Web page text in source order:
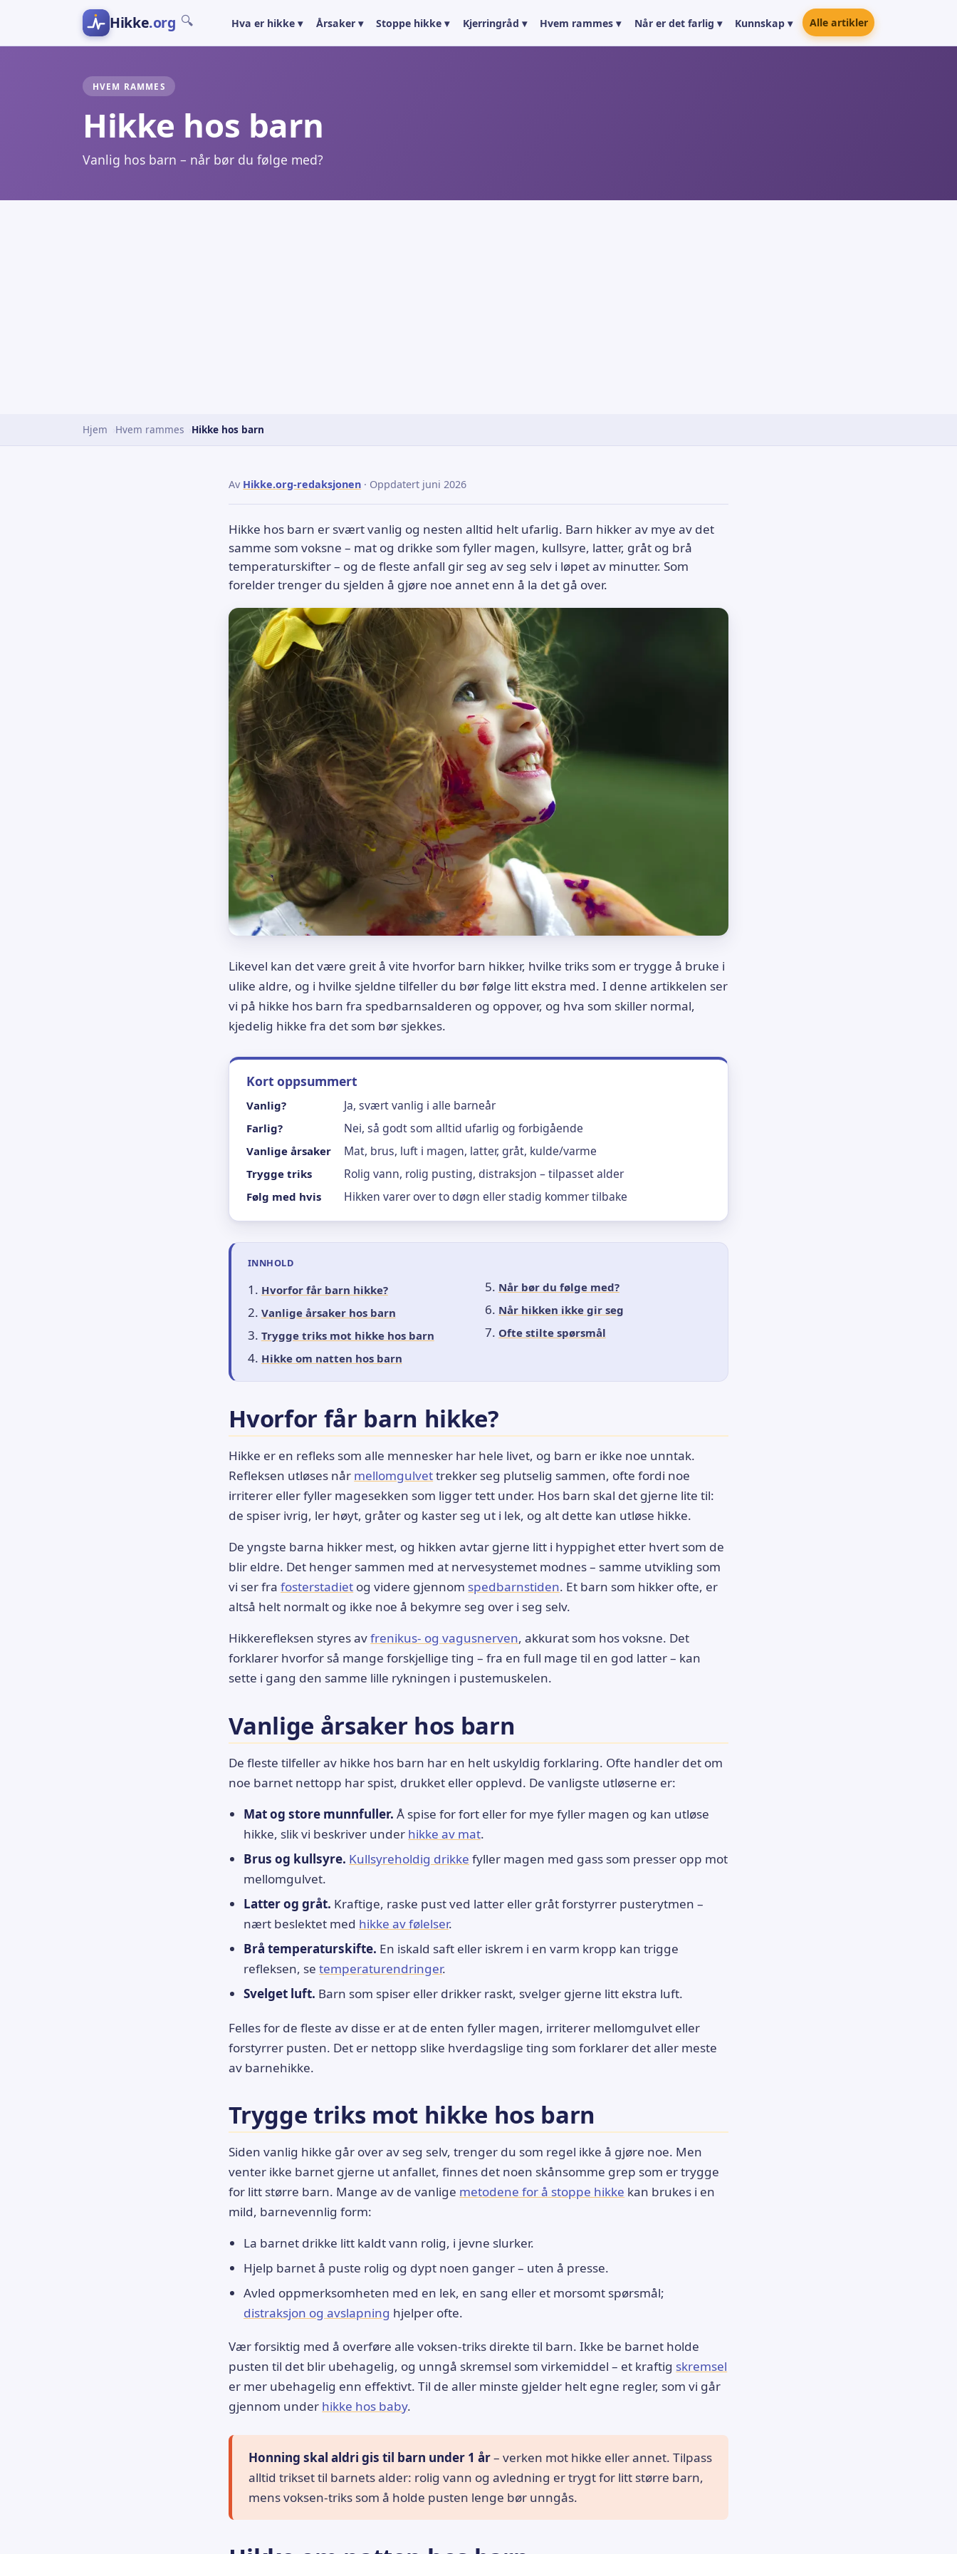
Hikke.org 🔍 Hva er hikke ▾ Årsaker ▾ Stoppe hikke ▾ Kjerringråd ▾ Hvem rammes ▾ Når er det farlig ▾ Kunnskap ▾ Alle artikler
HVEM RAMMES
Hikke hos barn
Vanlig hos barn – når bør du følge med?
Hjem Hvem rammes Hikke hos barn
Av Hikke.org-redaksjonen · Oppdatert juni 2026
Hikke hos barn er svært vanlig og nesten alltid helt ufarlig. Barn hikker av mye av det
samme som voksne – mat og drikke som fyller magen, kullsyre, latter, gråt og brå
temperaturskifter – og de fleste anfall gir seg av seg selv i løpet av minutter. Som
forelder trenger du sjelden å gjøre noe annet enn å la det gå over.
Likevel kan det være greit å vite hvorfor barn hikker, hvilke triks som er trygge å bruke i
ulike aldre, og i hvilke sjeldne tilfeller du bør følge litt ekstra med. I denne artikkelen ser
vi på hikke hos barn fra spedbarnsalderen og oppover, og hva som skiller normal,
kjedelig hikke fra det som bør sjekkes.
Kort oppsummert
Vanlig? Ja, svært vanlig i alle barneår
Farlig? Nei, så godt som alltid ufarlig og forbigående
Vanlige årsaker Mat, brus, luft i magen, latter, gråt, kulde/varme
Trygge triks Rolig vann, rolig pusting, distraksjon – tilpasset alder
Følg med hvis Hikken varer over to døgn eller stadig kommer tilbake
INNHOLD
Hvorfor får barn hikke?
Vanlige årsaker hos barn
Trygge triks mot hikke hos barn
Hikke om natten hos barn
Når bør du følge med?
Når hikken ikke gir seg
Ofte stilte spørsmål
Hvorfor får barn hikke?
Hikke er en refleks som alle mennesker har hele livet, og barn er ikke noe unntak.
Refleksen utløses når mellomgulvettrekker seg plutselig sammen, ofte fordi noe
irriterer eller fyller magesekken som ligger tett under. Hos barn skal det gjerne lite til:
de spiser ivrig, ler høyt, gråter og kaster seg ut i lek, og alt dette kan utløse hikke.
De yngste barna hikker mest, og hikken avtar gjerne litt i hyppighet etter hvert som de
blir eldre. Det henger sammen med at nervesystemet modnes – samme utvikling som
vi ser frafosterstadiet og videre gjennom spedbarnstiden. Et barn som hikker ofte, er
altså helt normalt og ikke noe å bekymre seg over i seg selv.
Hikkerefleksen styres avfrenikus- og vagusnerven, akkurat som hos voksne. Det
forklarer hvorfor så mange forskjellige ting – fra en full mage til en god latter – kan
sette i gang den samme lille rykningen i pustemuskelen.
Vanlige årsaker hos barn
De fleste tilfeller av hikke hos barn har en helt uskyldig forklaring. Ofte handler det om
noe barnet nettopp har spist, drukket eller opplevd. De vanligste utløserne er:
Mat og store munnfuller. Å spise for fort eller for mye fyller magen og kan utløse
hikke, slik vi beskriver under hikke av mat.
Brus og kullsyre. Kullsyreholdig drikke fyller magen med gass som presser opp mot
mellomgulvet.
Latter og gråt. Kraftige, raske pust ved latter eller gråt forstyrrer pusterytmen –
nært beslektet med hikke av følelser.
Brå temperaturskifte. En iskald saft eller iskrem i en varm kropp kan trigge
refleksen, se temperaturendringer.
Svelget luft. Barn som spiser eller drikker raskt, svelger gjerne litt ekstra luft.
Felles for de fleste av disse er at de enten fyller magen, irriterer mellomgulvet eller
forstyrrer pusten. Det er nettopp slike hverdagslige ting som forklarer det aller meste
av barnehikke.
Trygge triks mot hikke hos barn
Siden vanlig hikke går over av seg selv, trenger du som regel ikke å gjøre noe. Men
venter ikke barnet gjerne ut anfallet, finnes det noen skånsomme grep som er trygge
for litt større barn. Mange av de vanlige metodene for å stoppe hikke kan brukes i en
mild, barnevennlig form:
La barnet drikke litt kaldt vann rolig, i jevne slurker.
Hjelp barnet å puste rolig og dypt noen ganger – uten å presse.
Avled oppmerksomheten med en lek, en sang eller et morsomt spørsmål;
distraksjon og avslapning hjelper ofte.
Vær forsiktig med å overføre alle voksen-triks direkte til barn. Ikke be barnet holde
pusten til det blir ubehagelig, og unngå skremsel som virkemiddel – et kraftig skremsel
er mer ubehagelig enn effektivt. Til de aller minste gjelder helt egne regler, som vi går
gjennom under hikke hos baby.
Honning skal aldri gis til barn under 1 år– verken mot hikke eller annet. Tilpass
alltid trikset til barnets alder: rolig vann og avledning er trygt for litt større barn,
mens voksen-triks som å holde pusten lenge bør unngås.